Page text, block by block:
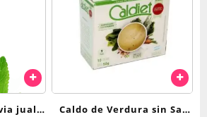
jual
Caldo de Verdura sin Sal